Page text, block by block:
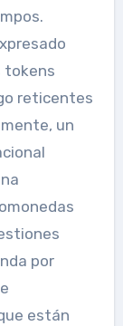
tokens
reticentes
un
por
están